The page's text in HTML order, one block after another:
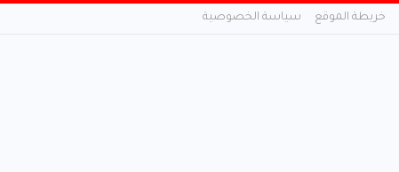
خريطة الموقع سياسة الخصوصية